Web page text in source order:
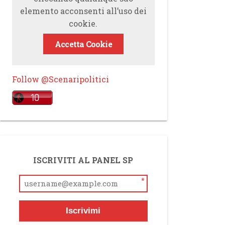
elemento acconsenti all’uso dei
cookie.
Accetta Cookie
Follow @Scenaripolitici
ISCRIVITI AL PANEL SP
*
Iscrivimi